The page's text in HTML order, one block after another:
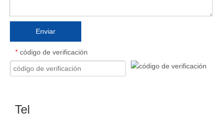
Enviar
* código de verificación
Tel